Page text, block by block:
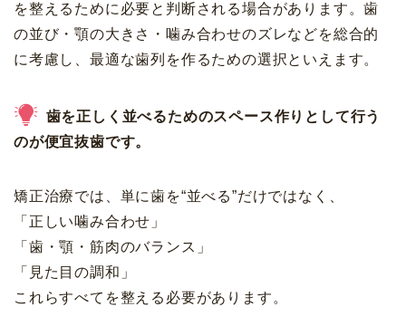
を整えるために必要と判断される場合があります。歯
の並び・顎の大きさ・噛み合わせのズレなどを総合的
に考慮し、最適な歯列を作るための選択といえます。
歯を正しく並べるためのスペース作りとして行う
のが便宜抜歯です。
矯正治療では、単に歯を“並べる”だけではなく、
「正しい噛み合わせ」
「歯・顎・筋肉のバランス」
「見た目の調和」
これらすべてを整える必要があります。